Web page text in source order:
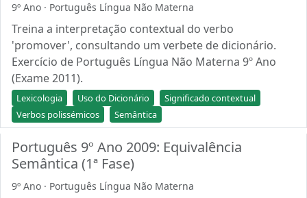
9º Ano · Português Língua Não Materna
Treina a interpretação contextual do verbo
'promover', consultando um verbete de dicionário.
Exercício de Português Língua Não Materna 9º Ano
(Exame 2011).
Lexicologia Uso do Dicionário
Significado contextual
Verbos polissémicos
Semântica
Português 9º Ano 2009: Equivalência
Semântica (1ª Fase)
9º Ano · Português Língua Não Materna